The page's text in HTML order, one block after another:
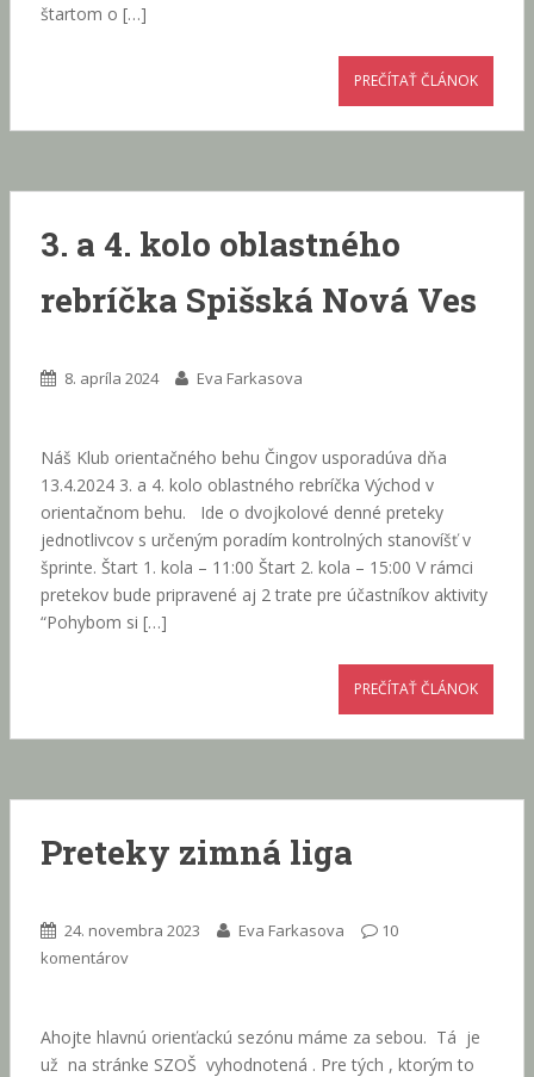
štartom o […]
PREČÍTAŤ ČLÁNOK
3. a 4. kolo oblastného
rebríčka Spišská Nová Ves
8. apríla 2024 Eva Farkasova
Náš Klub orientačného behu Čingov usporadúva dňa
13.4.2024 3. a 4. kolo oblastného rebríčka Východ v
orientačnom behu. Ide o dvojkolové denné preteky
jednotlivcov s určeným poradím kontrolných stanovíšť v
šprinte. Štart 1. kola – 11:00 Štart 2. kola – 15:00 V rámci
pretekov bude pripravené aj 2 trate pre účastníkov aktivity
“Pohybom si […]
PREČÍTAŤ ČLÁNOK
Preteky zimná liga
24. novembra 2023 Eva Farkasova
10
komentárov
Ahojte hlavnú orienťackú sezónu máme za sebou. Tá je
už na stránke SZOŠ vyhodnotená . Pre tých , ktorým to